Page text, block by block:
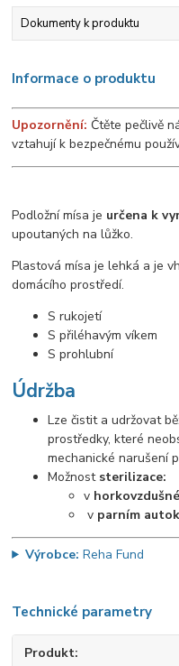
Dokumenty k produktu
Informace o produktu
Upozornění: Čtěte pečlivě
vztahují k bezpečnému
Podložní mísa je určena k
upoutaných na lůžko.
Plastová mísa je lehká a je
domácího prostředí.
S rukojetí
S přiléhavým víkem
S prohlubní
Údržba
Lze čistit a udržovat
prostředky, které
mechanické narušení
Možnost sterilizace:
v
v parním
Výrobce: Reha Fund
Technické parametry
Produkt